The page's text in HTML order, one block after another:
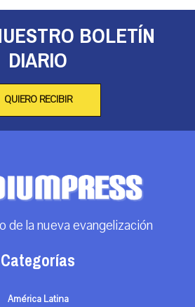
BOLETÍN
DIARIO
QUIERO RECIBIR
de la nueva evangelización
Categorías
América Latina